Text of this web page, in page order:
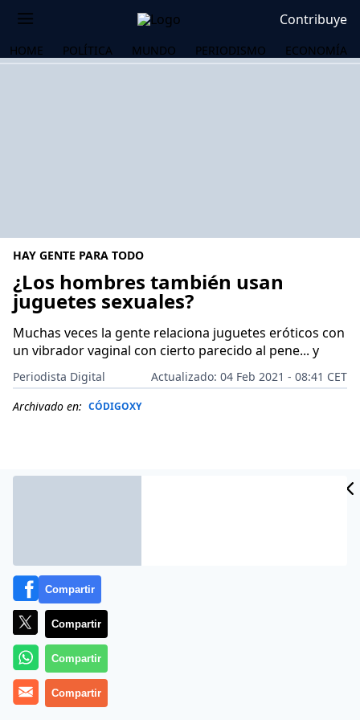
Contribuye
HOME POLÍTICA MUNDO PERIODISMO ECONOMÍA
HAY GENTE PARA TODO
¿Los hombres también usan
juguetes sexuales?
Muchas veces la gente relaciona juguetes eróticos con
un vibrador vaginal con cierto parecido al pene... y
Periodista Digital
Actualizado: 04 Feb 2021 - 08:41 CET
Archivado en: CÓDIGOXY
Más información
Compartir
Compartir
Compartir
Compartir